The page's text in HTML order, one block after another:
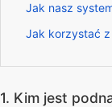
Jak nasz
Jak korzystać
1. Kim jest